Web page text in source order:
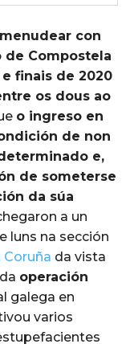
con
de Compostela
finais de 2020
os dous ao
o ingreso en
de non
e,
de someterse
da súa
a un
luns na sección
da vista
operación
galega en
varios